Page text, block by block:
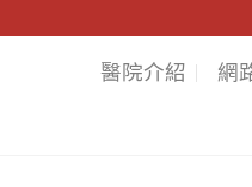
醫院介紹 網